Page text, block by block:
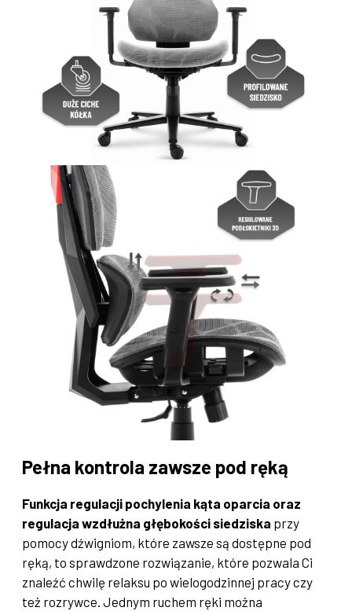
Pełna kontrola zawsze pod ręką
Funkcja regulacji pochylenia kąta oparcia oraz
regulacja wzdłużna głębokości siedziska przy
pomocy dźwigniom, które zawsze są dostępne pod
ręką, to sprawdzone rozwiązanie, które pozwala Ci
znaleźć chwilę relaksu po wielogodzinnej pracy czy
też rozrywce. Jednym ruchem ręki można